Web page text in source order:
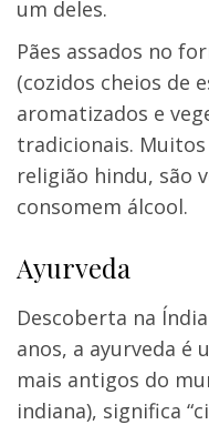
um deles.
Pães assados no
(cozidos cheios de
aromatizados e
tradicionais.
religião hindu, são
consomem álcool.
Ayurveda
Descoberta na
anos, a ayurveda é
mais antigos do
indiana), significa